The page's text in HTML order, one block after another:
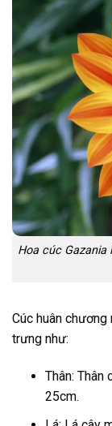
Hoa cúc
Cúc huân
trưng như:
Thân:
25cm.